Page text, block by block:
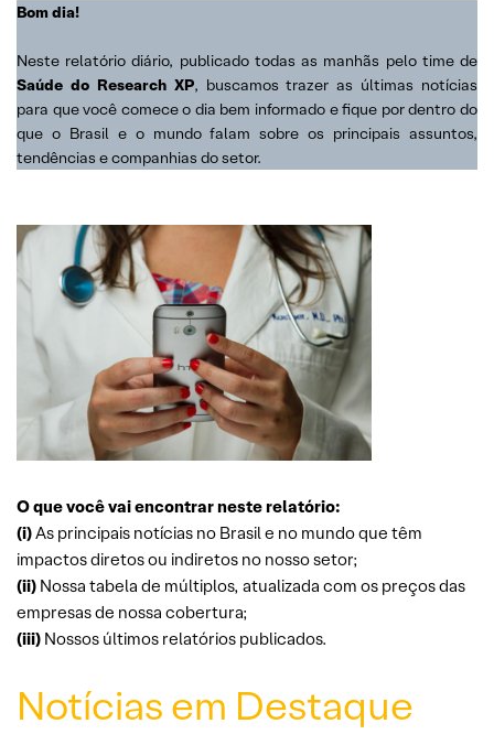
Bom dia!
Neste relatório diário, publicado todas as manhãs pelo time de
Saúde do Research XP, buscamos trazer as últimas notícias
para que você comece o dia bem informado e fique por dentro do
que o Brasil e o mundo falam sobre os principais assuntos,
tendências e companhias do setor.
O que você vai encontrar neste relatório:
(i)As principais notícias no Brasil e no mundo que têm
impactos diretos ou indiretos no nosso setor;
(ii) Nossa tabela de múltiplos, atualizada com os preços das
empresas de nossa cobertura;
(iii) Nossos últimos relatórios publicados.
Notícias em Destaque